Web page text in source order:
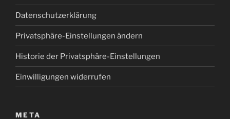
Datenschutzerklärung
Privatsphäre-Einstellungen ändern
Historie der Privatsphäre-Einstellungen
Einwilligungen widerrufen
META